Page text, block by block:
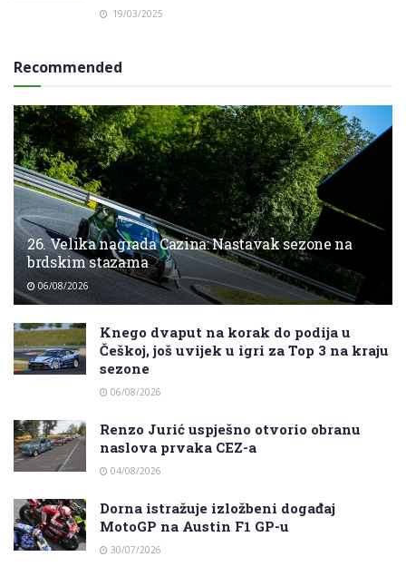
19/03/2025
Recommended
26. Velika nagrada Cazina: Nastavak sezone na
brdskim stazama
06/08/2026
Knego dvaput na korak do podija u
Češkoj, još uvijek u igri za Top 3 na kraju
sezone
06/08/2026
Renzo Jurić uspješno otvorio obranu
naslova prvaka CEZ-a
04/08/2026
Dorna istražuje izložbeni događaj
MotoGP na Austin F1 GP-u
30/07/2026